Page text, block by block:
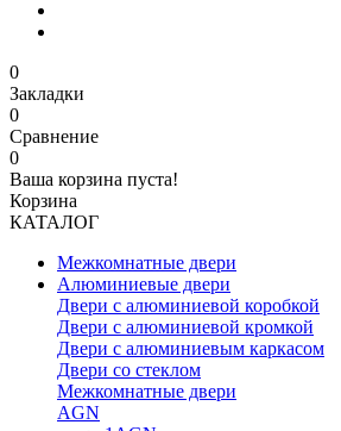
0
Закладки
0
Сравнение
0
Ваша корзина пуста!
Корзина
КАТАЛОГ
Межкомнатные двери
Алюминиевые двери
Двери с алюминиевой коробкой
Двери с алюминиевой кромкой
Двери с алюминиевым каркасом
Двери со стеклом
Межкомнатные двери
AGN